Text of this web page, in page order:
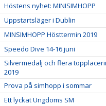
Höstens nyhet: MINISIMHOPP
Uppstartsläger i Dublin
MINSIMHOPP Hösttermin 2019
Speedo Dive 14-16 juni
Silvermedalj och flera
2019
Prova på simhopp i sommar
Ett lyckat Ungdoms SM